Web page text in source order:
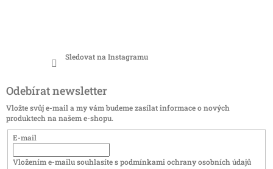
Sledovat na Instagramu
Odebírat newsletter
Vložte svůj e-mail a my vám budeme zasílat informace o nových
produktech na našem e-shopu.
E-mail
Vložením e-mailu souhlasíte spodmínkami ochrany osobních údajů